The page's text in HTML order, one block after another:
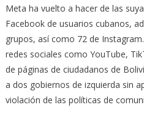
Meta ha vuelto a hacer de las
Facebook de usuarios cubanos,
grupos, así como 72 de
redes sociales como YouTube,
de páginas de ciudadanos de
a dos gobiernos de izquierda sin
violación de las políticas de